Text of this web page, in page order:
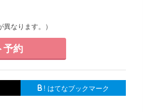
なります。）
約
! はてなブックマーク